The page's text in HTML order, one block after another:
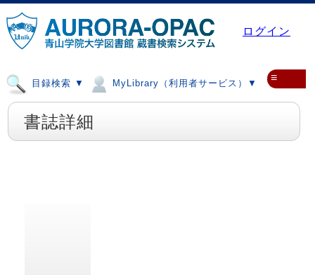
ログイン
目録検索 ▼ MyLibrary（利用者サービス）▼ ≡
書誌詳細